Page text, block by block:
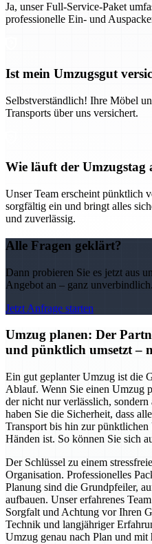
Ja, unser Full-Service-Paket
professionelle Ein- und
Ist mein Umzugsgut
Selbstverständlich! Ihre Möbel
Transports über uns versichert.
Wie läuft der Umzugstag
Unser Team erscheint pünktlich
sorgfältig ein und bringt alles
und zuverlässig.
Alle Fragen geklärt?
Dann probieren Sie es jetzt aus
Angebot an – ganz unverbindlich.
Jetzt Anfrage starten
Umzug planen: Der
und pünktlich umsetzt –
Ein gut geplanter Umzug ist die
Ablauf. Wenn Sie einen Umzug
der nicht nur verlässlich,
haben Sie die Sicherheit, dass
Transport bis hin zur pünktlichen
Händen ist. So können Sie sich
Der Schlüssel zu einem
Organisation. Professionelles
Planung sind die Grundpfeiler,
aufbauen. Unser erfahrenes
Sorgfalt und Achtung vor Ihren
Technik und langjähriger
Umzug genau nach Plan und mit